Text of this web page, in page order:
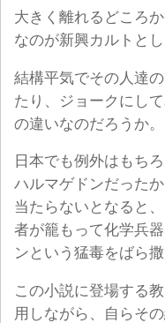
大きく離れるどころ
なのが新興カルトと
結構平気でその人達
たり、ジョークにし
の違いなのだろうか。
日本でも例外はもちろ
ハルマゲドンだった
当たらないとなると
者が籠もって化学兵
ンという猛毒をばら
この小説に登場する
用しながら、自らそ